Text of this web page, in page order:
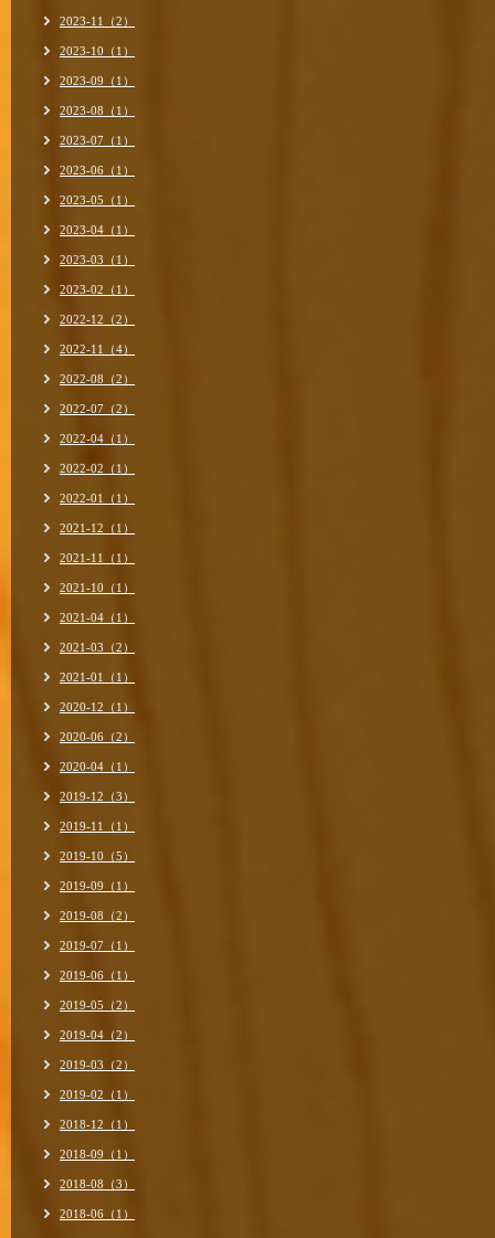
2023-11（2）
2023-10（1）
2023-09（1）
2023-08（1）
2023-07（1）
2023-06（1）
2023-05（1）
2023-04（1）
2023-03（1）
2023-02（1）
2022-12（2）
2022-11（4）
2022-08（2）
2022-07（2）
2022-04（1）
2022-02（1）
2022-01（1）
2021-12（1）
2021-11（1）
2021-10（1）
2021-04（1）
2021-03（2）
2021-01（1）
2020-12（1）
2020-06（2）
2020-04（1）
2019-12（3）
2019-11（1）
2019-10（5）
2019-09（1）
2019-08（2）
2019-07（1）
2019-06（1）
2019-05（2）
2019-04（2）
2019-03（2）
2019-02（1）
2018-12（1）
2018-09（1）
2018-08（3）
2018-06（1）